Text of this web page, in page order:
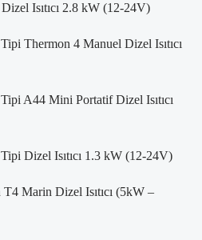
Isıtıcı 2.8 kW (12-24V)
Thermon 4 Manuel Dizel Isıtıcı
A44 Mini Portatif Dizel Isıtıcı
Dizel Isıtıcı 1.3 kW (12-24V)
Marin Dizel Isıtıcı (5kW –